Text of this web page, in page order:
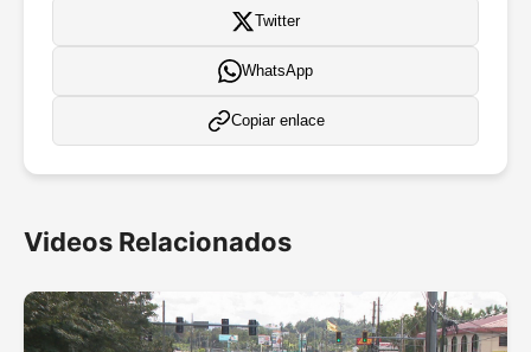
Twitter
WhatsApp
Copiar enlace
Videos Relacionados